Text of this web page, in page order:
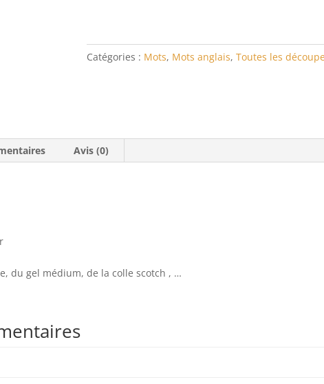
Catégories : Mots, Mots anglais, Toutes les
Avis (0)
du gel médium, de la colle scotch , …